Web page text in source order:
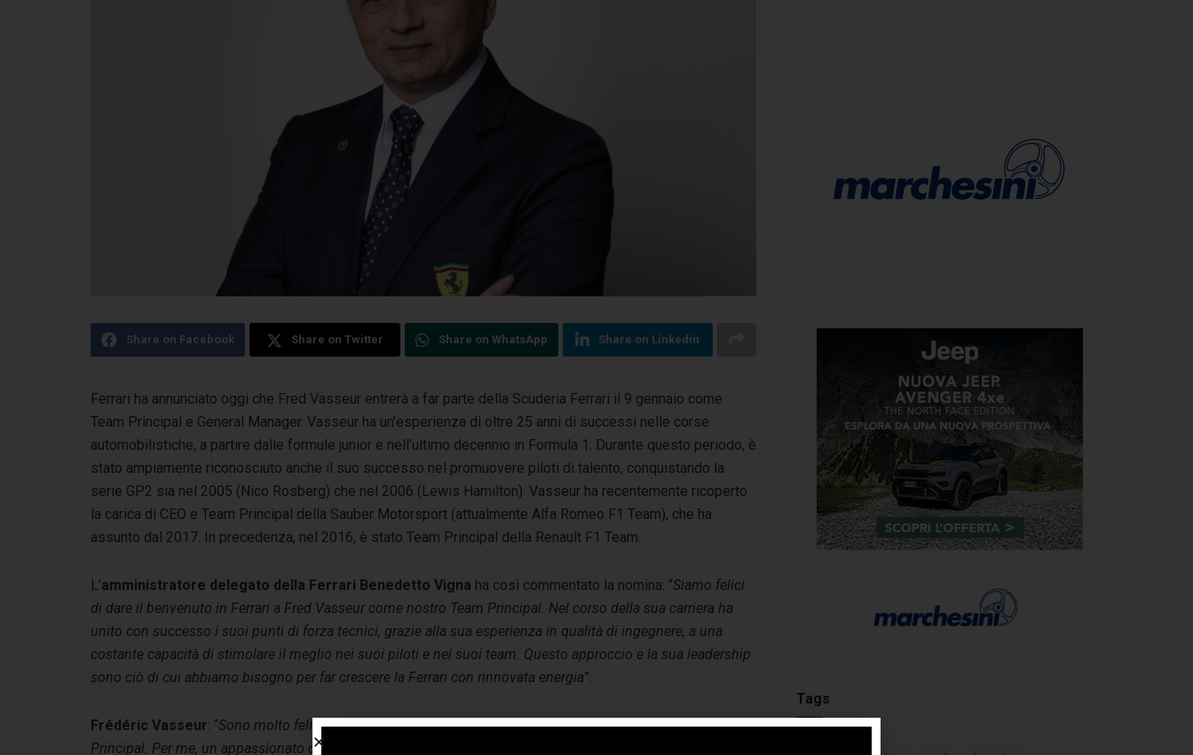
Share on Facebook Share on Twitter Share on WhatsApp Share on Linkedin
Ferrari ha annunciato oggi che Fred Vasseur entrerà a far parte della Scuderia Ferrari il 9 gennaio come
Team Principal e General Manager. Vasseur ha un’esperienza di oltre 25 anni di successi nelle corse
automobilistiche, a partire dalle formule junior e nell’ultimo decennio in Formula 1. Durante questo periodo, è
stato ampiamente riconosciuto anche il suo successo nel promuovere piloti di talento, conquistando la
serie GP2 sia nel 2005 (Nico Rosberg) che nel 2006 (Lewis Hamilton). Vasseur ha recentemente ricoperto
la carica di CEO e Team Principal della Sauber Motorsport (attualmente Alfa Romeo F1 Team), che ha
assunto dal 2017. In precedenza, nel 2016, è stato Team Principal della Renault F1 Team.
L’amministratore delegato della Ferrari Benedetto Vigna ha così commentato la nomina: “Siamo felici
di dare il benvenuto in Ferrari a Fred Vasseur come nostro Team Principal. Nel corso della sua carriera ha
unito con successo i suoi punti di forza tecnici, grazie alla sua esperienza in qualità di ingegnere, a una
costante capacità di stimolare il meglio nei suoi piloti e nei suoi team. Questo approccio e la sua leadership
sono ciò di cui abbiamo bisogno per far crescere la Ferrari con rinnovata energia”.
Frédéric Vasseur: “Sono molto felice e onorato di assumere la guida della Scuderia Ferrari come Team
Principal. Per me, un appassionato di motorsport da tutta la vita, la Ferrari ha da sempre rappresentato
Tags